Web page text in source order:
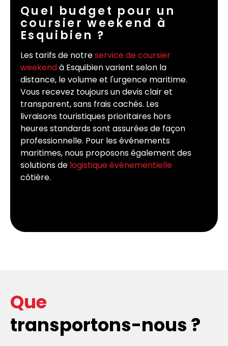
Quel budget pour un
coursier weekend à
Esquibien ?
Les tarifs de notreservice de coursier
weekendà Esquibien varient selon la
distance, le volume et l'urgence maritime.
Vous recevez toujours un devis clair et
transparent, sans frais cachés. Les
livraisons touristiques prioritaires hors
heures standards sont assurées de façon
professionnelle. Pour les événements
maritimes, nous proposons également des
solutions de logistique événementielle
côtière.
Que
transportons-nous ?